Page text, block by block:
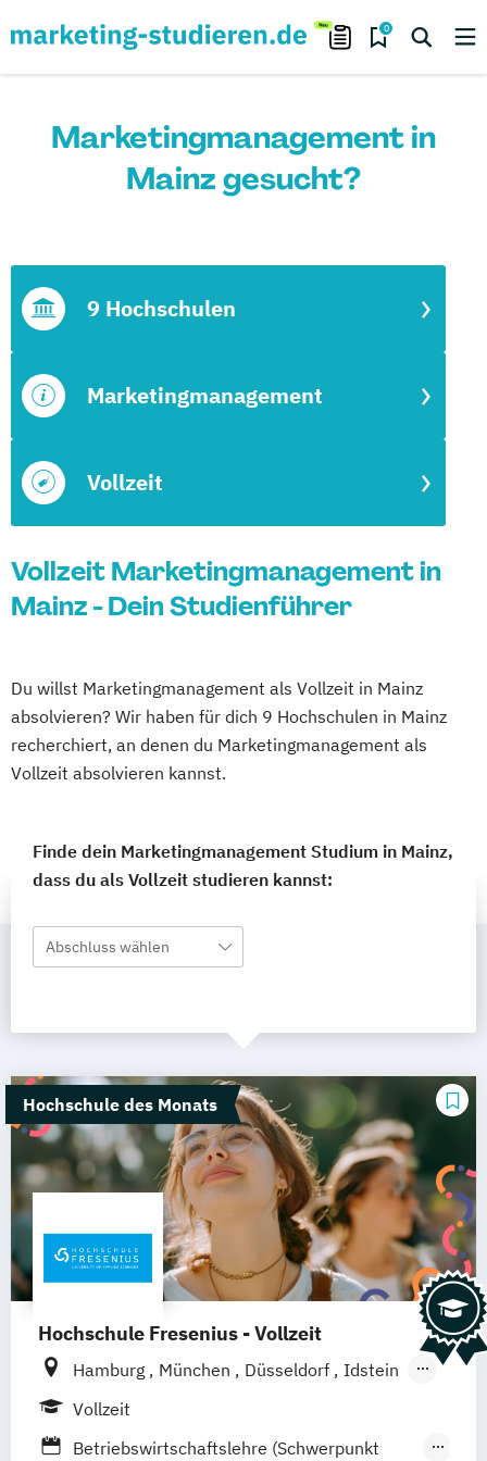
0
Marketingmanagement in
Mainz gesucht?
Vollzeit
Marketingmanagement
9 Hochschulen
Vollzeit Marketingmanagement in
Mainz - Dein Studienführer
Du willst Marketingmanagement als Vollzeit in Mainz
absolvieren? Wir haben für dich 9 Hochschulen in Mainz
recherchiert, an denen du Marketingmanagement als
Vollzeit absolvieren kannst.
Finde dein Marketingmanagement Studium in Mainz,
dass du als Vollzeit studieren kannst:
Abschluss wählen
Hochschule des Monats
Hochschule Fresenius - Vollzeit
Hamburg München Düsseldorf
Idstein
Berlin
Vollzeit
Betriebswirtschaftslehre (Schwerpunkt